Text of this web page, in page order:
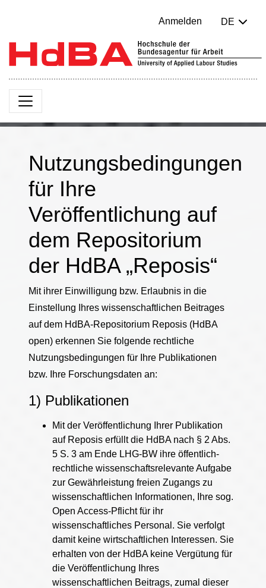
Anmelden DE
Nutzungsbedingungen
für Ihre
Veröffentlichung auf
dem Repositorium
der HdBA „Reposis“
Mit ihrer Einwilligung bzw. Erlaubnis in die
Einstellung Ihres wissenschaftlichen Beitrages
auf dem HdBA-Repositorium Reposis (HdBA
open) erkennen Sie folgende rechtliche
Nutzungsbedingungen für Ihre Publikationen
bzw. Ihre Forschungsdaten an:
1) Publikationen
Mit der Veröffentlichung Ihrer Publikation
auf Reposis erfüllt die HdBA nach § 2 Abs.
5 S. 3 am Ende LHG-BW ihre öffentlich-
rechtliche wissenschaftsrelevante Aufgabe
zur Gewährleistung freien Zugangs zu
wissenschaftlichen Informationen, Ihre sog.
Open Access-Pflicht für ihr
wissenschaftliches Personal. Sie verfolgt
damit keine wirtschaftlichen Interessen. Sie
erhalten von der HdBA keine Vergütung für
die Veröffentlichung Ihres
wissenschaftlichen Beitrags, zumal dieser